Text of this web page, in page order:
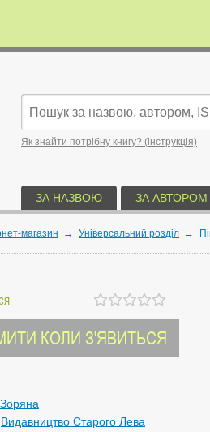
Як знайти потрібну книгу? (інструкція)
ЗА НАЗВОЮ ЗА АВТОРОМ
магазин → Універсальний розділ →
КОЛИ З'ЯВИТЬСЯ
Видавництво Старого Лева